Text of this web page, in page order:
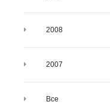
2008
2007
Все